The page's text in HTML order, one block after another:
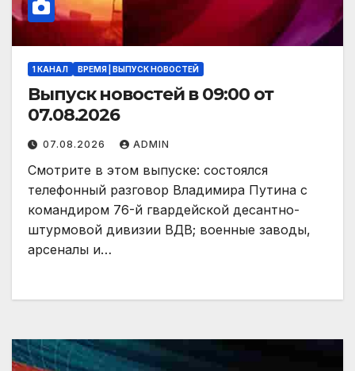
1 КАНАЛ ВРЕМЯ | ВЫПУСК НОВОСТЕЙ
Выпуск новостей в 09:00 от
07.08.2026
07.08.2026 ADMIN
Смотрите в этом выпуске: состоялся
телефонный разговор Владимира Путина с
командиром 76-й гвардейской десантно-
штурмовой дивизии ВДВ; военные заводы,
арсеналы и…